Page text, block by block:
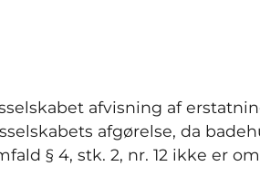
afvisning af
afgørelse, da
§ 4, stk. 2, nr. 12 ikke er